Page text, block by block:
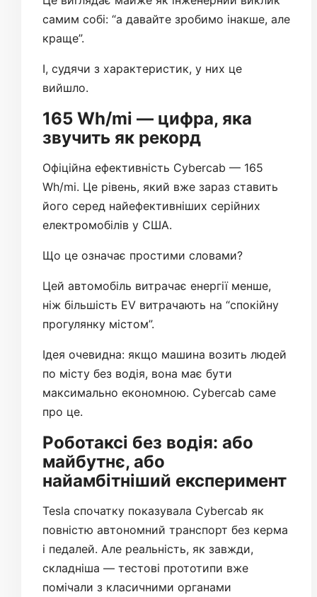
самим собі: “а давайте зробимо інакше, але
краще”.
І, судячи з характеристик, у них це
вийшло.
165 Wh/mi — цифра, яка
звучить як рекорд
Офіційна ефективність Cybercab — 165
Wh/mi. Це рівень, який вже зараз ставить
його серед найефективніших серійних
електромобілів у США.
Що це означає простими словами?
Цей автомобіль витрачає енергії менше,
ніж більшість EV витрачають на “спокійну
прогулянку містом”.
Ідея очевидна: якщо машина возить людей
по місту без водія, вона має бути
максимально економною. Cybercab саме
про це.
Роботаксі без водія: або
майбутнє, або
найамбітніший експеримент
Tesla спочатку показувала Cybercab як
повністю автономний транспорт без керма
і педалей. Але реальність, як завжди,
складніша — тестові прототипи вже
помічали з класичними органами